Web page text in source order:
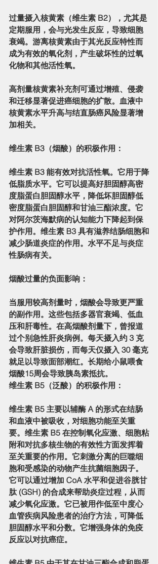
过量摄入核黄素（维生素 B2），尤其是
定期服用，会与光发生反应，导致细胞
衰竭。游离核黄素由于其光反应特性而
成为有效的氧化剂，产生破坏性的过氧
化物和其他活性氧。
高剂量核黄素补充剂可通过增殖、侵袭
和迁移显著促进癌细胞的扩散。血液中
核黄素水平升高与结直肠癌风险显著增
加相关。
维生素 B3（烟酸）的积极作用：
维生素 B3 能有效对抗活性氧。它用于降
低脂质水平。它可以提高好胆固醇高密
度脂蛋白胆固醇水平，降低坏胆固醇低
密度脂蛋白胆固醇和甘油三酯浓度。它
对阿尔茨海默病的认知能力下降起到保
护作用。维生素 B3 具有滋养结肠细胞和
减少肠道炎症的作用。水平不足与炎症
性肠病有关。
烟酸过量的负面影响：
当服用较高剂量时，烟酸会导致更严重
的副作用。这些包括多器官衰竭、低血
压和肝毒性。在高烟酸剂量下，曾报道
过个别急性肝炎病例。每天摄入约 3 克
会导致肝脏损伤，而每天仅摄入 30 毫克
就足以导致面部潮红。长期给小鼠喂食
烟酸15周会导致胰岛素抵抗。
维生素 B5（泛酸）的积极作用：
维生素 B5 主要以辅酶 A 的形式在结肠
和血液中被吸收，对细胞功能至关重
要。维生素 B5 在控制氧化应激、细胞粘
附和对抗多核生物的有效性方面发挥着
至关重要的作用。它刺激分离的巨噬细
胞和受感染的动物产生抗菌细胞因子。
它可以通过增加 CoA 水平和促进谷胱甘
肽 (GSH) 的合成来帮助炎症过程，从而
减少氧化应激。它已被用作低至中度心
血管疾病风险患者的治疗方法，可降低
胆固醇水平和分数。它增强身体的免疫
反应以对抗癌症。